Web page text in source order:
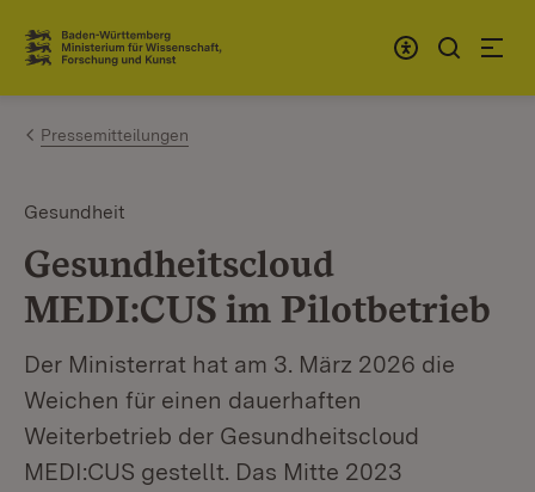
Zum Inhalt springen
Link zur Startseite
Pressemitteilungen
Gesundheit
Gesundheitscloud
MEDI:CUS im Pilotbetrieb
Der Ministerrat hat am 3. März 2026 die
Weichen für einen dauerhaften
Weiterbetrieb der Gesundheitscloud
MEDI:CUS gestellt. Das Mitte 2023